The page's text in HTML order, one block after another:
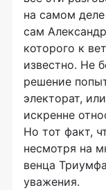
на самом
сам
которого к
известно. Не
решение
электорат,
искренне
Но тот факт,
несмотря на
венца
уважения.